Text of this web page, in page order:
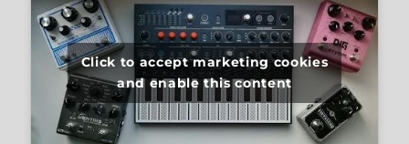
Click to accept marketing cookies
and enable this content